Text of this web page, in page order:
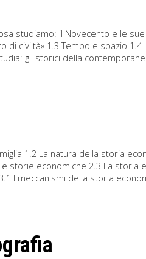
studiamo: il Novecento e le
di civiltà» 1.3 Tempo e spazio
gli storici della
1.2 La natura della storia
storie economiche 2.3 La storia
I meccanismi della storia